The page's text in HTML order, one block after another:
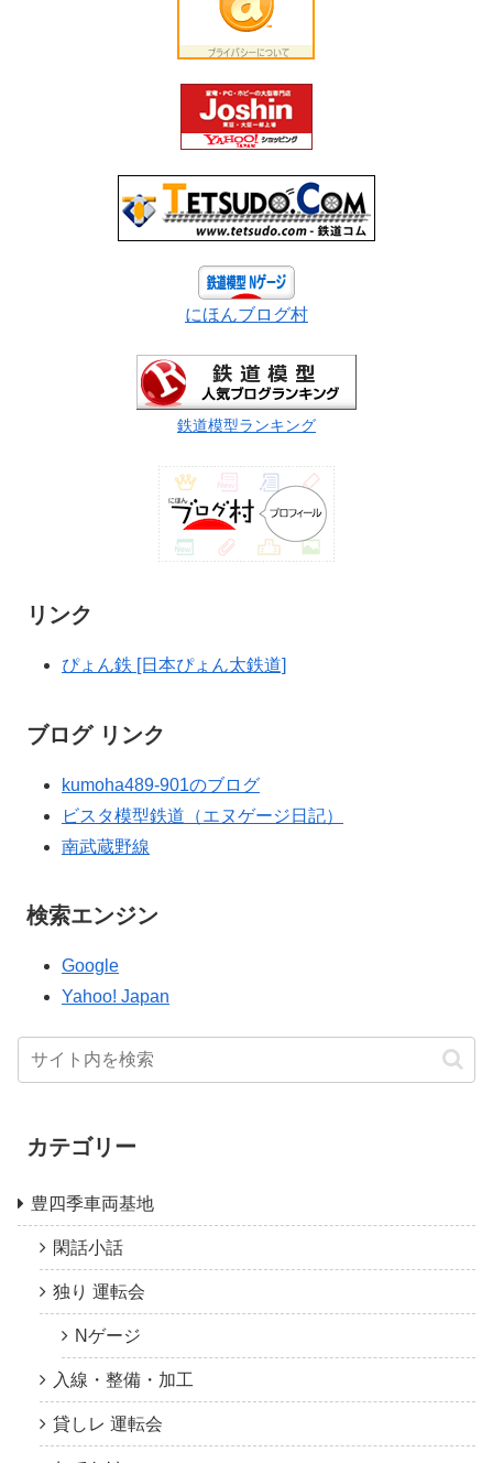
にほんブログ村
鉄道模型ランキング
リンク
ぴょん鉄 [日本ぴょん太鉄道]
ブログ リンク
kumoha489-901のブログ
ビスタ模型鉄道（エヌゲージ日記）
南武蔵野線
検索エンジン
Google
Yahoo! Japan
カテゴリー
豊四季車両基地
閑話小話
独り 運転会
Nゲージ
入線・整備・加工
貸しレ 運転会